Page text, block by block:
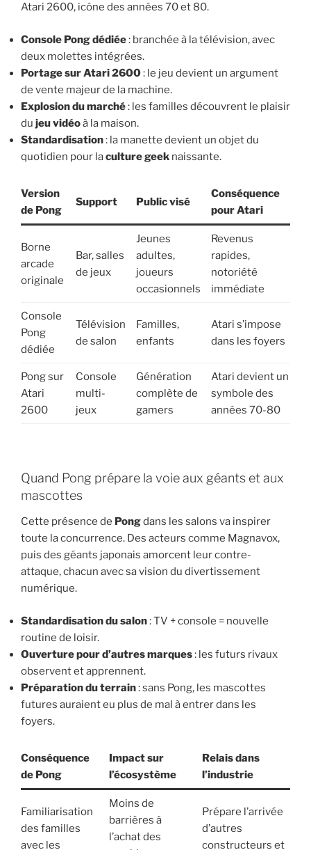
Atari 2600, icône des années 70 et 80.
Console Pong dédiée: branchée à la télévision, avec
deux molettes intégrées.
Portage sur Atari 2600: le jeu devient un argument
de vente majeur de la machine.
Explosion du marché: les familles découvrent le plaisir
du jeu vidéoà la maison.
Standardisation: la manette devient un objet du
quotidien pour laculture geek naissante.
Version
de Pong
Support Public visé
Conséquence
pour Atari
Borne
arcade
originale
Bar, salles
de jeux
Jeunes
adultes,
joueurs
occasionnels
Revenus
rapides,
notoriété
immédiate
Console
Pong
dédiée
Télévision
de salon
Familles,
enfants
Atari s’impose
dans les foyers
Pong sur
Atari
2600
Console
multi-
jeux
Génération
complète de
gamers
Atari devient un
symbole des
années 70-80
Quand Pong prépare la voie aux géants et aux
mascottes
Cette présence de Pongdans les salons va inspirer
toute la concurrence. Des acteurs comme Magnavox,
puis des géants japonais amorcent leur contre-
attaque, chacun avec sa vision du divertissement
numérique.
Standardisation du salon: TV + console = nouvelle
routine de loisir.
Ouverture pour d’autres marques: les futurs rivaux
observent et apprennent.
Préparation du terrain: sans Pong, les mascottes
futures auraient eu plus de mal à entrer dans les
foyers.
Conséquence
de Pong
Impact sur
l’écosystème
Relais dans
l’industrie
Familiarisation
des familles
avec les
Moins de
barrières à
l’achat des
Prépare l’arrivée
d’autres
constructeurs et